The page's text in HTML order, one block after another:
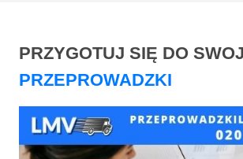
PRZYGOTUJ SIĘ DO
PRZEPROWADZKI